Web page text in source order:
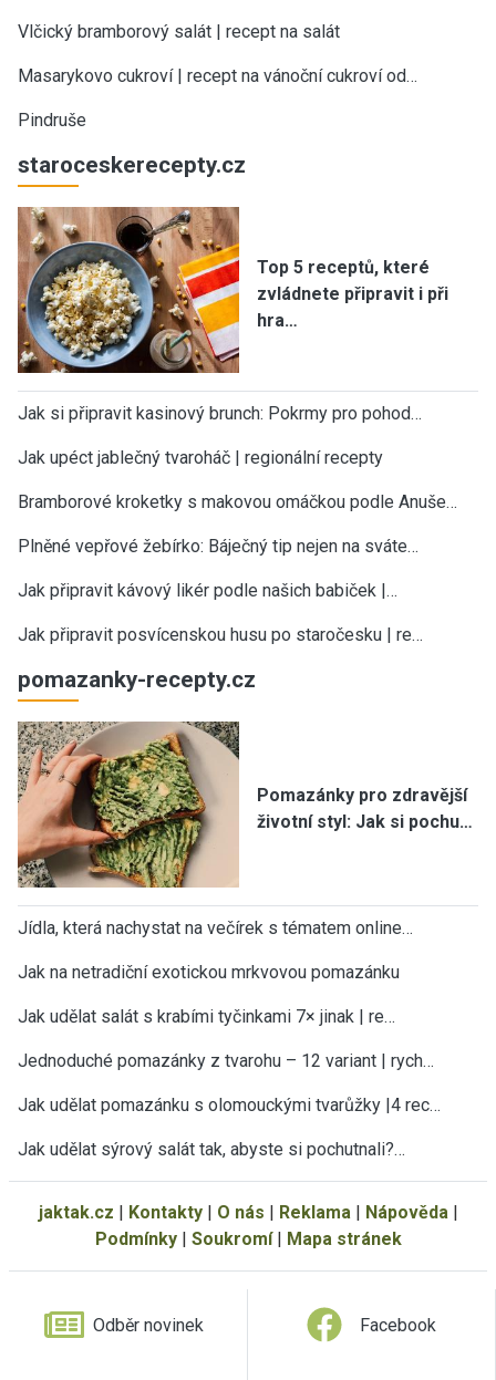
Vlčický bramborový salát | recept na salát
Masarykovo cukroví | recept na vánoční cukroví od…
Pindruše
staroceskerecepty.cz
Top 5 receptů, které
zvládnete připravit i při
hra…
Jak si připravit kasinový brunch: Pokrmy pro pohod…
Jak upéct jablečný tvaroháč | regionální recepty
Bramborové kroketky s makovou omáčkou podle Anuše…
Plněné vepřové žebírko: Báječný tip nejen na sváte…
Jak připravit kávový likér podle našich babiček |…
Jak připravit posvícenskou husu po staročesku | re…
pomazanky-recepty.cz
Pomazánky pro zdravější
životní styl: Jak si pochu…
Jídla, která nachystat na večírek s tématem online…
Jak na netradiční exotickou mrkvovou pomazánku
Jak udělat salát s krabími tyčinkami 7× jinak | re…
Jednoduché pomazánky z tvarohu – 12 variant | rych…
Jak udělat pomazánku s olomouckými tvarůžky |4 rec…
Jak udělat sýrový salát tak, abyste si pochutnali?…
jaktak.cz | Kontakty| O nás | Reklama| Nápověda|
Podmínky| Soukromí| Mapa stránek
Odběr novinek Facebook